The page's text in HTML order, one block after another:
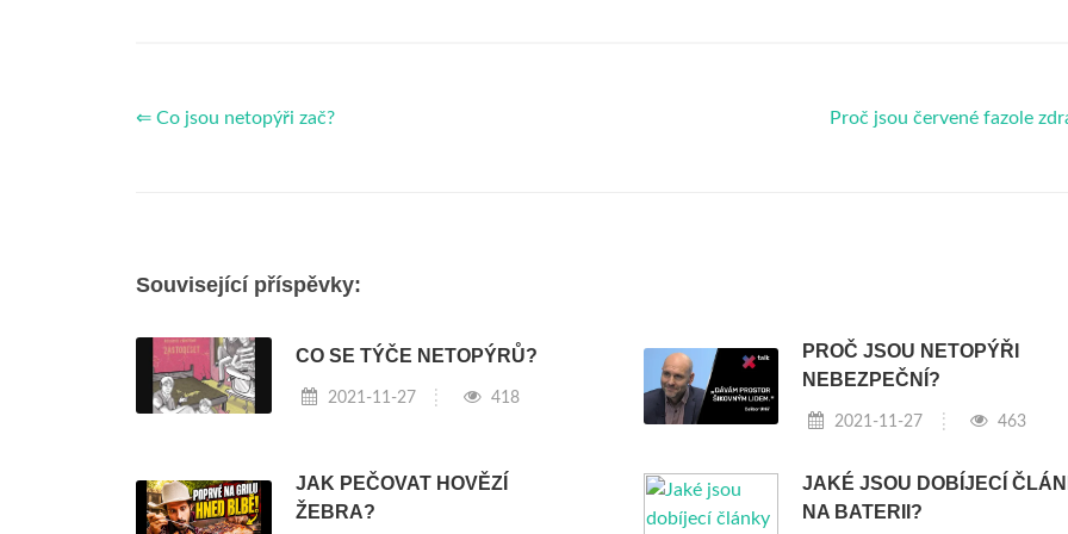
⇐ Co jsou netopýři zač? Proč jsou červené fazole
Související příspěvky:
CO SE TÝČE NETOPÝRŮ?
2021-11-27 418
PROČ JSOU NETOPÝŘI
NEBEZPEČNÍ?
2021-11-27 463
JAK PEČOVAT HOVĚZÍ
ŽEBRA?
JAKÉ JSOU DOBÍJECÍ
NA BATERII?